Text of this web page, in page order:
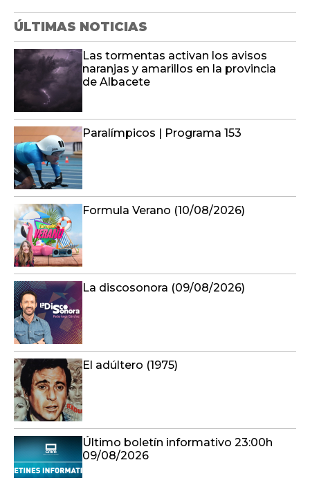
ÚLTIMAS NOTICIAS
Las tormentas activan los avisos
naranjas y amarillos en la provincia
de Albacete
Paralímpicos | Programa 153
Formula Verano (10/08/2026)
La discosonora (09/08/2026)
El adúltero (1975)
Último boletín informativo 23:00h
09/08/2026